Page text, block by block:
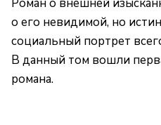
о его невидимой, но
социальный портрет
В данный том вошли
романа.